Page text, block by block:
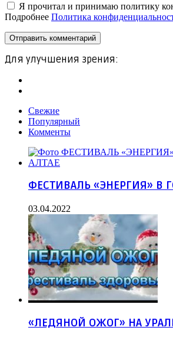
Я прочитал и принимаю политику
Подробнее Политика
Для улучшения зрения:
Свежие
Популярный
Комменты
ФЕСТИВАЛЬ «ЭНЕРГИЯ» В
03.04.2022
«ЛЕДЯНОЙ ОЖОГ» НА